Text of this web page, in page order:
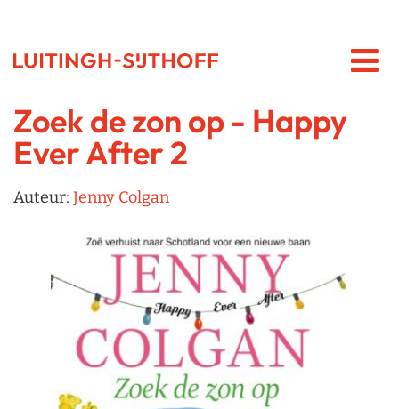
Zoek de zon op - Happy
Ever After 2
Auteur: Jenny Colgan